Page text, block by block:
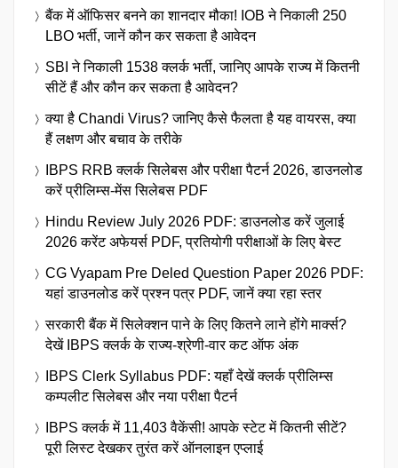
बैंक में ऑफिसर बनने का शानदार मौका! IOB ने निकाली 250
LBO भर्ती, जानें कौन कर सकता है आवेदन
SBI ने निकाली 1538 क्लर्क भर्ती, जानिए आपके राज्य में कितनी
सीटें हैं और कौन कर सकता है आवेदन?
क्या है Chandi Virus? जानिए कैसे फैलता है यह वायरस, क्या
हैं लक्षण और बचाव के तरीके
IBPS RRB क्लर्क सिलेबस और परीक्षा पैटर्न 2026, डाउनलोड
करें प्रीलिम्स-मेंस सिलेबस PDF
Hindu Review July 2026 PDF: डाउनलोड करें जुलाई
2026 करेंट अफेयर्स PDF, प्रतियोगी परीक्षाओं के लिए बेस्ट
CG Vyapam Pre Deled Question Paper 2026 PDF:
यहां डाउनलोड करें प्रश्न पत्र PDF, जानें क्या रहा स्तर
सरकारी बैंक में सिलेक्शन पाने के लिए कितने लाने होंगे मार्क्स?
देखें IBPS क्लर्क के राज्य-श्रेणी-वार कट ऑफ अंक
IBPS Clerk Syllabus PDF: यहाँ देखें क्लर्क प्रीलिम्स
कम्पलीट सिलेबस और नया परीक्षा पैटर्न
IBPS क्लर्क में 11,403 वैकेंसी! आपके स्टेट में कितनी सीटें?
पूरी लिस्ट देखकर तुरंत करें ऑनलाइन एप्लाई